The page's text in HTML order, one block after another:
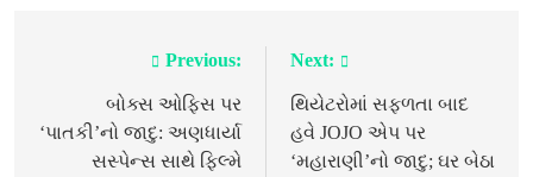
navigation
Previous:
બોક્સ ઓફિસ પર
‘પાતકી’નો જાદુ: અણધાર્યા
સસ્પેન્સ સાથે ફિલ્મે
Next:
થિયેટરોમાં સફળતા બાદ
હવે JOJO એપ પર
‘મહારાણી’નો જાદુ; ઘર બેઠા